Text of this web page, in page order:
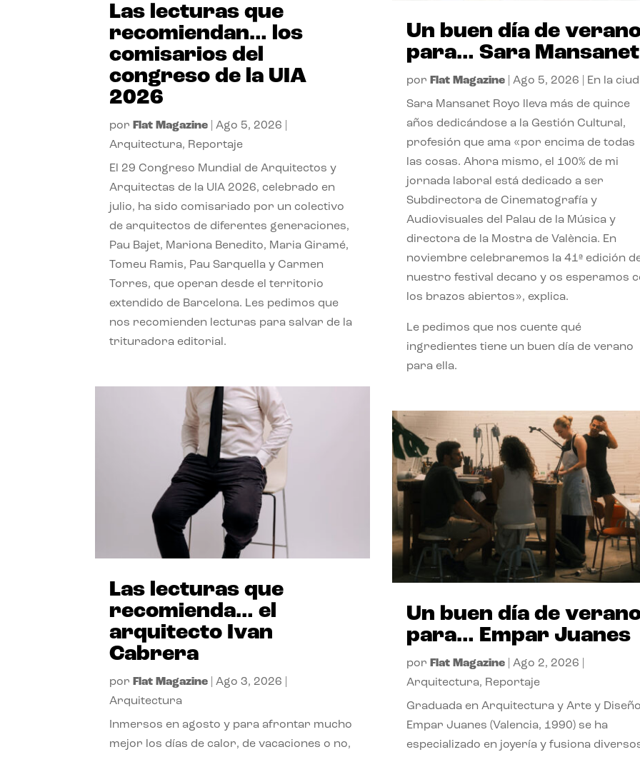
Las lecturas que
recomiendan… los
comisarios del
congreso de la UIA
2026
por Flat Magazine |Ago 5, 2026
Arquitectura, Reportaje
El 29 Congreso Mundial de Arquitectos y
Arquitectas de la UIA 2026, celebrado en
julio, ha sido comisariado por un colectivo
de arquitectos de diferentes generaciones,
Pau Bajet, Mariona Benedito, Maria Giramé,
Tomeu Ramis, Pau Sarquella y Carmen
Torres, que operan desde el territorio
extendido de Barcelona. Les pedimos que
nos recomienden lecturas para salvar de la
trituradora editorial.
Las lecturas que
recomienda… el
arquitecto Ivan
Cabrera
por Flat Magazine |Ago 3, 2026
Arquitectura
Inmersos en agosto y para afrontar mucho
mejor los días de calor, de vacaciones o no,
Un buen día de
para… Sara Mansanet
por Flat Magazine| Ago 5, 2026 En la
Sara Mansanet Royo lleva más de quince
años dedicándose a la Gestión Cultural,
profesión que ama «por encima de todas
las cosas. Ahora mismo, el 100% de mi
jornada laboral está dedicado a ser
Subdirectora de Cinematografía y
Audiovisuales del Palau de la Música y
directora de la Mostra de València. En
noviembre celebraremos la 41ª edición
nuestro festival decano y os esperamos
los brazos abiertos», explica.
Le pedimos que nos cuente qué
ingredientes tiene un buen día de verano
para ella.
Un buen día de
para… Empar Juanes
por Flat Magazine| Ago 2, 2026
Arquitectura, Reportaje
Graduada en Arquitectura y Arte y
Empar Juanes (Valencia, 1990) se ha
especializado en joyería y fusiona